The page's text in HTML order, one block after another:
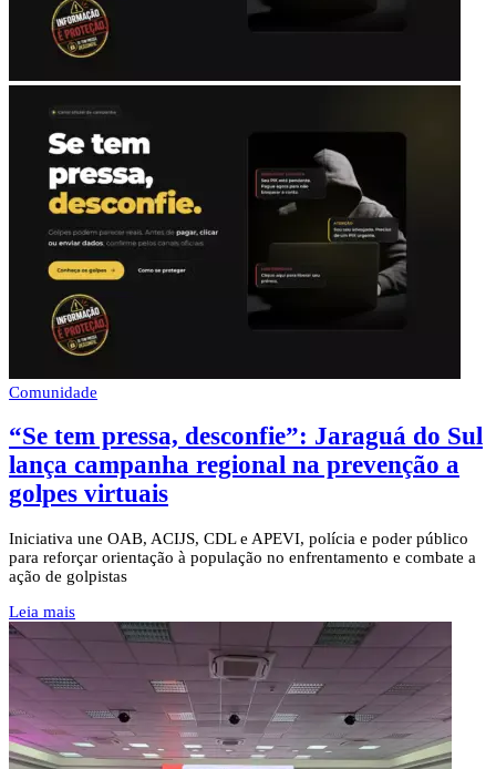
Comunidade
“Se tem pressa, desconfie”: Jaraguá do Sul
lança campanha regional na prevenção a
golpes virtuais
Iniciativa une OAB, ACIJS, CDL e APEVI, polícia e poder público
para reforçar orientação à população no enfrentamento e combate a
ação de golpistas
Leia mais